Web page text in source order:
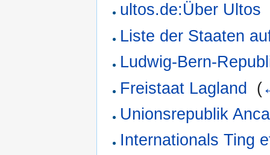
ultos.de:Über Ultos
Liste der Staaten
Ludwig-Bern-
Freistaat Lagland
(
Unionsrepublik
Internationals Ting